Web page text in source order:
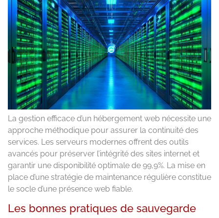
La gestion efficace d’un hébergement web nécessite une
approche méthodique pour assurer la continuité des
services. Les serveurs modernes offrent des outils
avancés pour préserver l’intégrité des sites internet et
garantir une disponibilité optimale de 99,9%. La mise en
place d’une stratégie de maintenance régulière constitue
le socle d’une présence web fiable.
Les bonnes pratiques de sauvegarde